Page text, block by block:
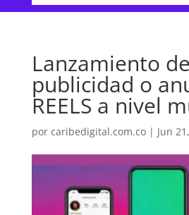
Lanzamiento de
publicidad o
REELS a nivel
por caribedigital.com.co| Jun